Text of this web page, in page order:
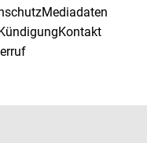
Mediadaten
Kontakt